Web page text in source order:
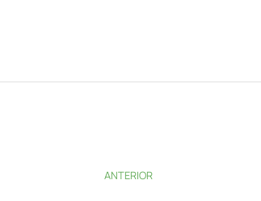
ANTERIOR